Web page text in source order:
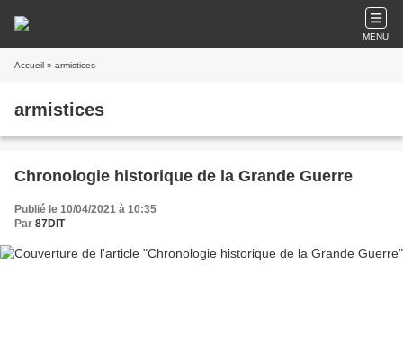
MENU
Accueil » armistices
armistices
Chronologie historique de la Grande Guerre
Publié le 10/04/2021 à 10:35
Par 87DIT